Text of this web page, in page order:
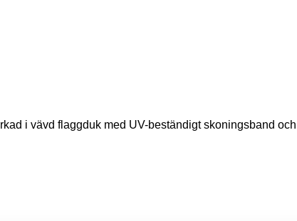
i vävd flaggduk med UV-beständigt skoningsband